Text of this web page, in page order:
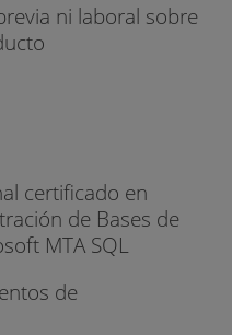
ni laboral sobre
certificado en
de Bases de
MTA SQL
de